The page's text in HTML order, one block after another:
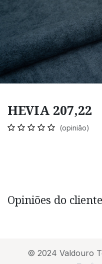
HEVIA 207,22
(opinião)
Opiniões do cliente
© 2024 Valdouro